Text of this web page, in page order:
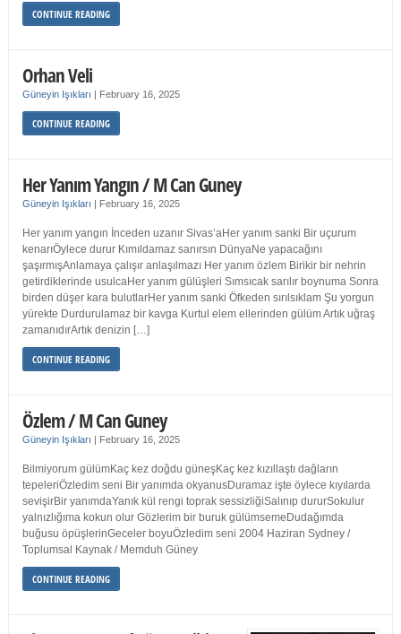
CONTINUE READING
Orhan Veli
Güneyin Işıkları | February 16, 2025
CONTINUE READING
Her Yanım Yangın / M Can Guney
Güneyin Işıkları | February 16, 2025
Her yanım yangın İnceden uzanır Sivas’aHer yanım sanki Bir uçurum
kenarıÖylece durur Kımıldamaz sanırsın DünyaNe yapacağını
şaşırmışAnlamaya çalışır anlaşılmazı Her yanım özlem Birikir bir nehrin
getirdiklerinde usulcaHer yanım gülüşleri Sımsıcak sarılır boynuma Sonra
birden düşer kara bulutlarHer yanım sanki Öfkeden sırılsıklam Şu yorgun
yürekte Durdurulamaz bir kavga Kurtul elem ellerinden gülüm Artık uğraş
zamanıdırArtık denizin […]
CONTINUE READING
Özlem / M Can Guney
Güneyin Işıkları | February 16, 2025
Bilmiyorum gülümKaç kez doğdu güneşKaç kez kızıllaştı dağların
tepeleriÖzledim seni Bir yanımda okyanusDuramaz işte öylece kıyılarda
sevişirBir yanımdaYanık kül rengi toprak sessizliğiSalınıp dururSokulur
yalnızlığıma kokun olur Gözlerim bir buruk gülümsemeDudağımda
buğusu öpüşlerinGeceler boyuÖzledim seni 2004 Haziran Sydney /
Toplumsal Kaynak / Memduh Güney
CONTINUE READING